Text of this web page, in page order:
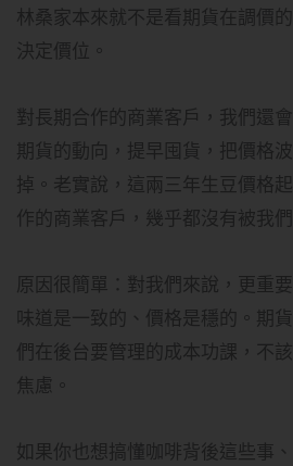
林桑家本來就不是看期貨在調價
決定價位。
對長期合作的商業客戶，我們還
期貨的動向，提早囤貨，把價格
掉。老實說，這兩三年生豆價格
作的商業客戶，幾乎都沒有被我們
原因很簡單：對我們來說，更重
味道是一致的、價格是穩的。期
們在後台要管理的成本功課，不
焦慮。
如果你也想搞懂咖啡背後這些事